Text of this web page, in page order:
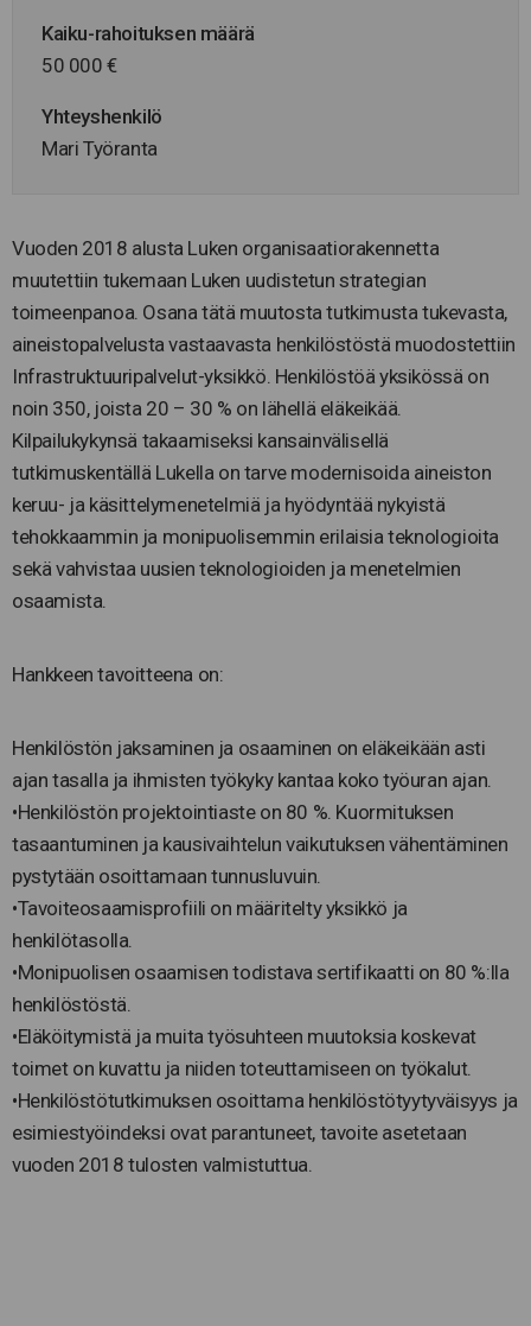
Kaiku-rahoituksen määrä
50 000 €
Yhteyshenkilö
Mari Työranta
Vuoden 2018 alusta Luken organisaatiorakennetta
muutettiin tukemaan Luken uudistetun strategian
toimeenpanoa. Osana tätä muutosta tutkimusta tukevasta,
aineistopalvelusta vastaavasta henkilöstöstä muodostettiin
Infrastruktuuripalvelut-yksikkö. Henkilöstöä yksikössä on
noin 350, joista 20 – 30 % on lähellä eläkeikää.
Kilpailukykynsä takaamiseksi kansainvälisellä
tutkimuskentällä Lukella on tarve modernisoida aineiston
keruu- ja käsittelymenetelmiä ja hyödyntää nykyistä
tehokkaammin ja monipuolisemmin erilaisia teknologioita
sekä vahvistaa uusien teknologioiden ja menetelmien
osaamista.
Hankkeen tavoitteena on:
Henkilöstön jaksaminen ja osaaminen on eläkeikään asti
ajan tasalla ja ihmisten työkyky kantaa koko työuran ajan.
•Henkilöstön projektointiaste on 80 %. Kuormituksen
tasaantuminen ja kausivaihtelun vaikutuksen vähentäminen
pystytään osoittamaan tunnusluvuin.
•Tavoiteosaamisprofiili on määritelty yksikkö ja
henkilötasolla.
•Monipuolisen osaamisen todistava sertifikaatti on 80 %:lla
henkilöstöstä.
•Eläköitymistä ja muita työsuhteen muutoksia koskevat
toimet on kuvattu ja niiden toteuttamiseen on työkalut.
•Henkilöstötutkimuksen osoittama henkilöstötyytyväisyys ja
esimiestyöindeksi ovat parantuneet, tavoite asetetaan
vuoden 2018 tulosten valmistuttua.